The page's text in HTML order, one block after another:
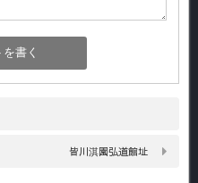
皆川淇園弘道館址